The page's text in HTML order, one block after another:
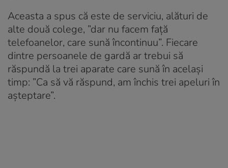
Aceasta a spus că este de serviciu, alături de
alte două colege, ”dar nu facem față
telefoanelor, care sună încontinuu”. Fiecare
dintre persoanele de gardă ar trebui să
răspundă la trei aparate care sună în același
timp: ”Ca să vă răspund, am închis trei apeluri în
așteptare”.